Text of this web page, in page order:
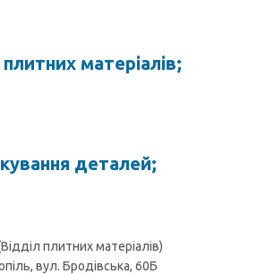
плитних матеріалів;
деталей;
плитних матеріалів)
вул. Бродівська, 60Б